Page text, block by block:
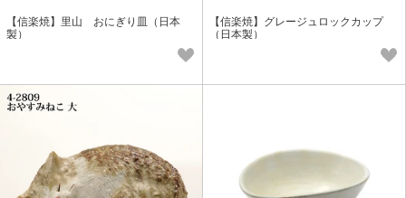
【信楽焼】里山 おにぎり皿（日本
製）
【信楽焼】グレージュロックカップ
（日本製）